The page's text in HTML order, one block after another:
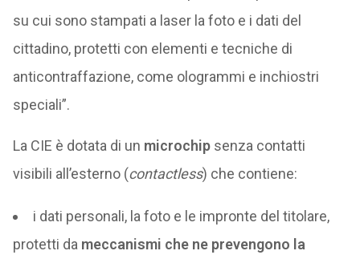
su cui sono stampati a laser la foto e i dati del
cittadino, protetti con elementi e tecniche di
anticontraffazione, come ologrammi e inchiostri
speciali”.
La CIE è dotata di un microchipsenza contatti
visibili all’esterno (contactless) che contiene:
i dati personali, la foto e le impronte del titolare,
protetti da meccanismi che ne prevengono la